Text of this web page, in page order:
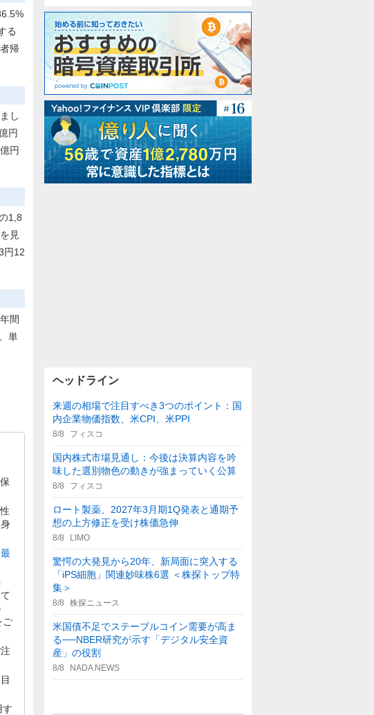
る
帰
し
円
円
1,8
見
円12
間
単
最
ご
す
ヘッドライン
来週の相場で注目すべき3つのポイント：国
内企業物価指数、米CPI、米PPI
8/8 フィスコ
国内株式市場見通し：今後は決算内容を吟
味した選別物色の動きが強まっていく公算
8/8 フィスコ
ロート製薬、2027年3月期1Q発表と通期予
想の上方修正を受け株価急伸
8/8 LIMO
驚愕の大発見から20年、新局面に突入する
「iPS細胞」関連妙味株6選 ＜株探トップ特
集＞
8/8 株探ニュース
米国債不足でステーブルコイン需要が高ま
る──NBER研究が示す「デジタル安全資
産」の役割
8/8 NADA NEWS